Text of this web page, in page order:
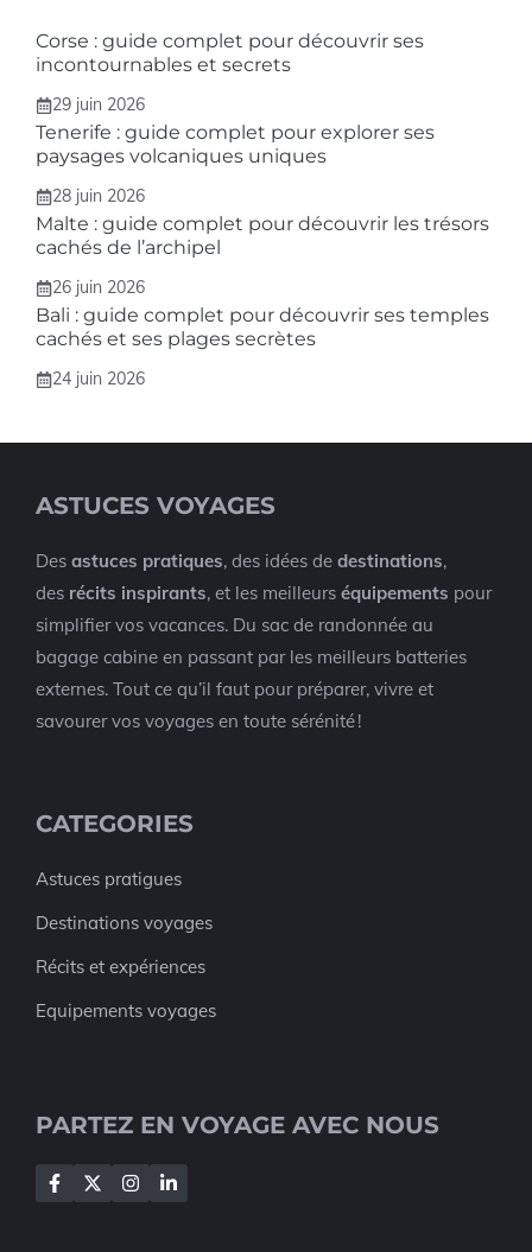
Corse : guide complet pour découvrir ses
incontournables et secrets
29 juin 2026
Tenerife : guide complet pour explorer ses
paysages volcaniques uniques
28 juin 2026
Malte : guide complet pour découvrir les trésors
cachés de l’archipel
26 juin 2026
Bali : guide complet pour découvrir ses temples
cachés et ses plages secrètes
24 juin 2026
ASTUCES VOYAGES
Des astuces pratiques, des idées de destinations,
des récits inspirants, et les meilleurs équipements pour
simplifier vos vacances. Du sac de randonnée au
bagage cabine en passant par les meilleurs batteries
externes. Tout ce qu’il faut pour préparer, vivre et
savourer vos voyages en toute sérénité !
CATEGORIES
Astuces pratigues
Destinations voyages
Récits et expériences
Equipements voyages
PARTEZ EN VOYAGE AVEC NOUS